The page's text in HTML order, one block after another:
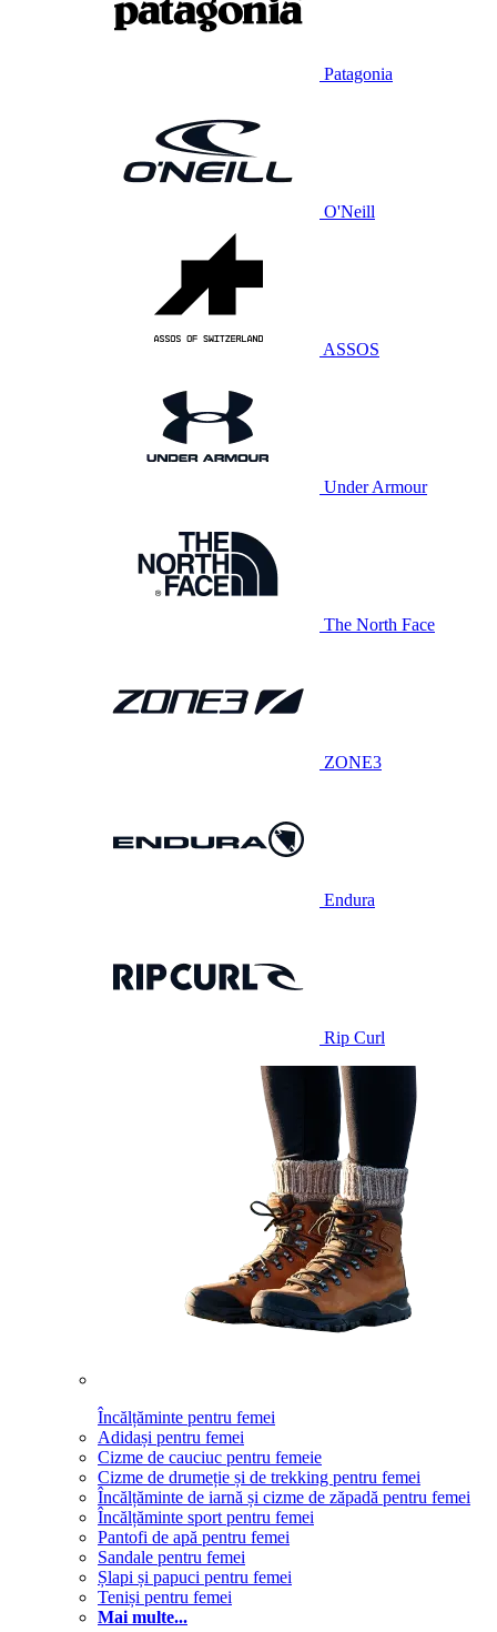
Patagonia
O'Neill
ASSOS
Under Armour
The North Face
ZONE3
Endura
Rip Curl
Încălțăminte pentru femei
Adidași pentru femei
Cizme de cauciuc pentru femeie
Cizme de drumeție și de trekking pentru femei
Încălțăminte de iarnă și cizme de zăpadă pentru femei
Încălțăminte sport pentru femei
Pantofi de apă pentru femei
Sandale pentru femei
Șlapi și papuci pentru femei
Teniși pentru femei
Mai multe...